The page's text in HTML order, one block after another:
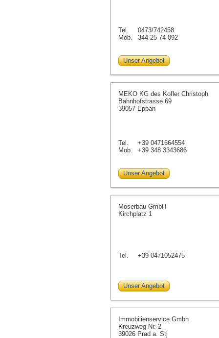
Tel.
0473/742458
Mob.
344 25 74 092
Unser Angebot
MEKO KG des Kofler Christoph
Bahnhofstrasse 69
39057 Eppan
Tel.
+39 0471664554
Mob.
+39 348 3343686
Unser Angebot
Moserbau GmbH
Kirchplatz 1
Tel. +39 0471052475
Unser Angebot
Immobilienservice Gmbh
Kreuzweg Nr. 2
39026 Prad a. Stj